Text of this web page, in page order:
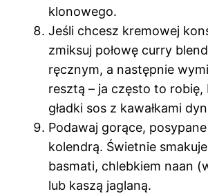
klonowego.
Jeśli chcesz kremowej
zmiksuj połowę curry
ręcznym, a następnie
resztą – ja często to robię,
gładki sos z kawałkami
Podawaj gorące,
kolendrą. Świetnie
basmati, chlebkiem naan
lub kaszą jaglaną.